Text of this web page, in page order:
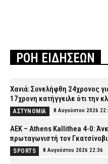
ΡΟΗ ΕΙΔΗΣΕΩΝ
Χανιά: Συνελήφθη 24χρονος
17χρονη κατήγγειλε ότι την
ΑΣΤΥΝΟΜΙΑ 8 Αυγούστου 2026
ΑΕΚ – Athens Kallithea 4-0:
πρωταγωνιστή τον
SPORTS 8 Αυγούστου 2026 22:36